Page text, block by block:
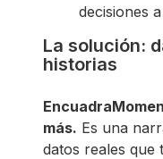
decisiones
La solución:
historias
más. Es una
datos reales que